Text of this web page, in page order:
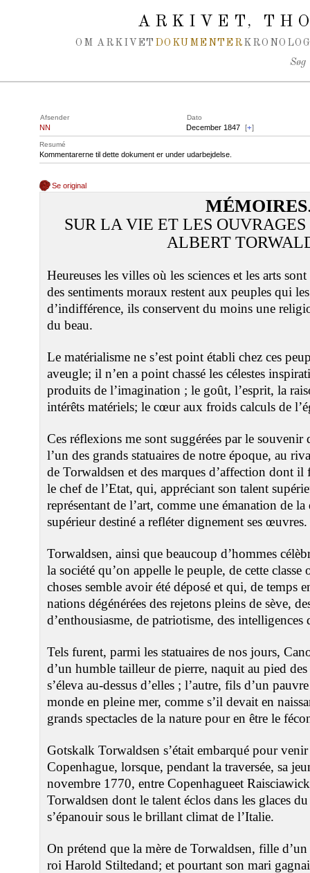
ARKIVET,
OM ARKIVET DOKUMENTER
Søg
Afsender Dato
NN December 1847 [+]
Resumé
Kommentarerne til dette dokument er under udarbejdelse.
Se original
MÉMOIRES
SUR LA VIE ET LES
ALBERT
Heureuses les villes où les sciences et les arts
des sentiments moraux restent aux peuples qui
d’indifférence, ils conservent du moins une
du beau.
Le matérialisme ne s’est point établi chez ces
aveugle; il n’en a point chassé les célestes
produits de l’imagination ; le goût, l’esprit, la
intérêts matériels; le cœur aux froids calculs de
Ces réflexions me sont suggérées par le souvenir
l’un des grands statuaires de notre époque, au
de Torwaldsen et des marques d’affection dont
le chef de l’Etat, qui, appréciant son talent
représentant de l’art, comme une émanation de
supérieur destiné a refléter dignement ses œuvres.
Torwaldsen, ainsi que beaucoup d’hommes
la société qu’on appelle le peuple, de cette classe
choses semble avoir été déposé et qui, de temps
nations dégénérées des rejetons pleins de sève,
d’enthousiasme, de patriotisme, des intelligences
Tels furent, parmi les statuaires de nos jours,
d’un humble tailleur de pierre, naquit au pied
s’éleva au-dessus d’elles ; l’autre, fils d’un
monde en pleine mer, comme s’il devait en
grands spectacles de la nature pour en être le
Gotskalk Torwaldsen s’était embarqué pour
Copenhague, lorsque, pendant la traversée, sa
novembre 1770, entre Copenhagueet
Torwaldsen dont le talent éclos dans les glaces
s’épanouir sous le brillant climat de l’Italie.
On prétend que la mère de Torwaldsen, fille
roi Harold Stiltedand; et pourtant son mari